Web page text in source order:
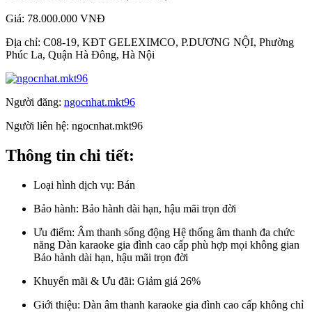
Giá: 78.000.000 VNĐ
Địa chỉ: C08-19, KĐT GELEXIMCO, P.DƯƠNG NỘI, Phường
Phúc La, Quận Hà Đông, Hà Nội
Người đăng: ngocnhat.mkt96
Người liên hệ: ngocnhat.mkt96
Thông tin chi tiết:
Loại hình dịch vụ: Bán
Bảo hành: Bảo hành dài hạn, hậu mãi trọn đời
Ưu điểm: Âm thanh sống động Hệ thống âm thanh đa chức
năng Dàn karaoke gia đình cao cấp phù hợp mọi không gian
Bảo hành dài hạn, hậu mãi trọn đời
Khuyến mãi & Ưu đãi: Giảm giá 26%
Giới thiệu: Dàn âm thanh karaoke gia đình cao cấp không chỉ